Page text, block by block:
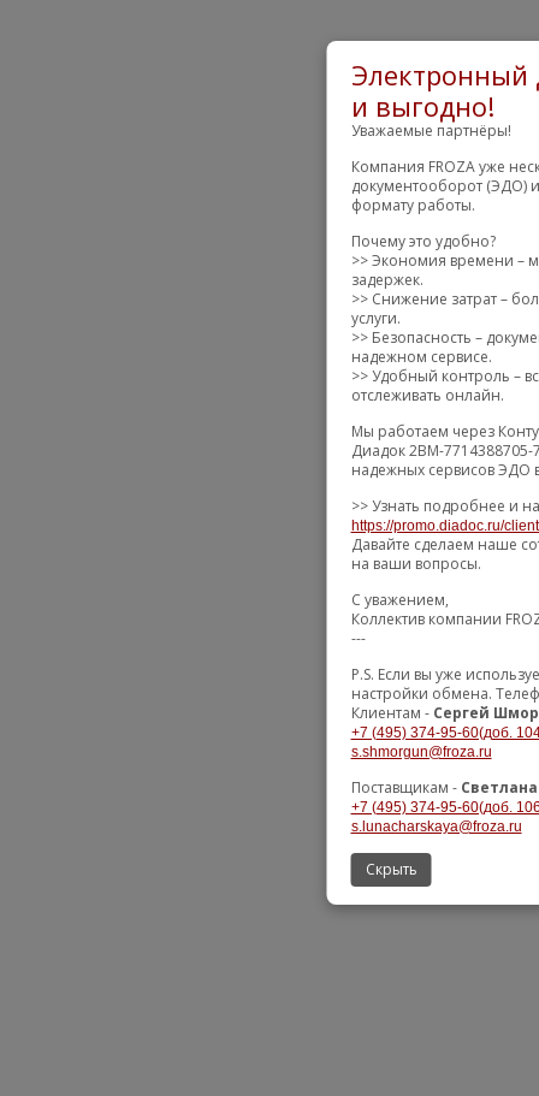
Электронный
и выгодно!
Уважаемые партнёры!
Компания FROZA уже
документооборот (ЭДО)
формату работы.
Почему это удобно?
>> Экономия времени –
задержек.
>> Снижение затрат –
услуги.
>> Безопасность –
надежном сервисе.
>> Удобный контроль –
отслеживать онлайн.
Мы работаем через
Диадок 2BM-
надежных сервисов ЭДО
>> Узнать подробнее и
https://promo.diadoc.ru/
Давайте сделаем наше
на ваши вопросы.
С уважением,
Коллектив компании
---
P.S. Если вы уже
настройки обмена.
Клиентам - Сергей
+7 (495) 374-95-60(доб.
s.shmorgun@froza.ru
Поставщикам -
+7 (495) 374-95-60(доб.
s.lunacharskaya@froza.ru
Скрыть